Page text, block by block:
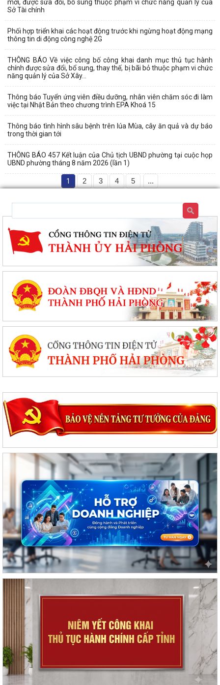
mới, được sửa đổi, bổ sung thuộc phạm vi chức năng quản lý của
Sở Tài chính
Phối hợp triển khai các hoạt động trước khi ngừng hoạt động mạng
thông tin di động công nghệ 2G
THÔNG BÁO Về việc công bố công khai danh mục thủ tục hành
chính được sửa đổi, bổ sung, thay thế, bị bãi bỏ thuộc phạm vi chức
năng quản lý của Sở Xây...
Thông báo Tuyển ứng viên điều dưỡng, nhân viên chăm sóc đi làm
việc tại Nhật Bản theo chương trình EPA Khoá 15
Thông báo tình hình sâu bệnh trên lúa Mùa, cây ăn quả và dự báo
trong thời gian tới
THÔNG BÁO 457 Kết luận của Chủ tịch UBND phường tại cuộc họp
UBND phường tháng 8 năm 2026 (lần 1)
1 2 3 4 5 ...